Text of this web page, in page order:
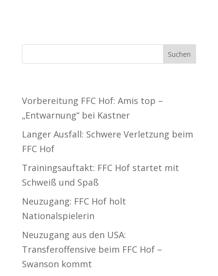
Vorbereitung FFC Hof: Amis top –
„Entwarnung“ bei Kastner
Langer Ausfall: Schwere Verletzung beim
FFC Hof
Trainingsauftakt: FFC Hof startet mit
Schweiß und Spaß
Neuzugang: FFC Hof holt
Nationalspielerin
Neuzugang aus den USA:
Transferoffensive beim FFC Hof –
Swanson kommt